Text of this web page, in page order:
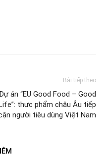
Bài tiếp theo
Dự án “EU Good Food – Good
Life”: thực phẩm châu Âu tiếp
người tiêu dùng Việt Nam